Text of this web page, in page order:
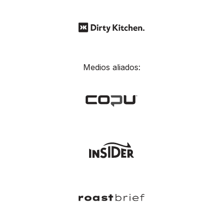
Medios aliados: